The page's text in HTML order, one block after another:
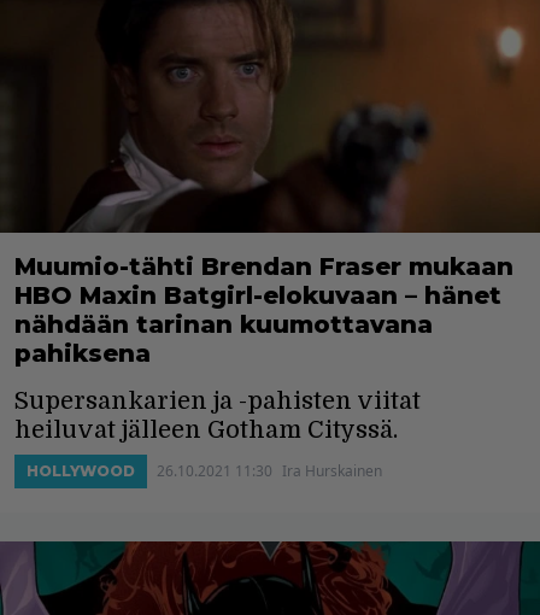
Muumio-tähti Brendan Fraser mukaan
HBO Maxin Batgirl-elokuvaan – hänet
nähdään tarinan kuumottavana
pahiksena
Supersankarien ja -pahisten viitat
heiluvat jälleen Gotham Cityssä.
HOLLYWOOD 26.10.2021 11:30 Ira Hurskainen